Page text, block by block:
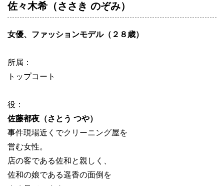
佐々木希（ささき のぞみ）
女優、ファッションモデル（２８歳）
所属：
トップコート
役：
佐藤都夜（さとう つや）
事件現場近くでクリーニング屋を
営む女性。
店の客である佐和と親しく、
佐和の娘である遥香の面倒を